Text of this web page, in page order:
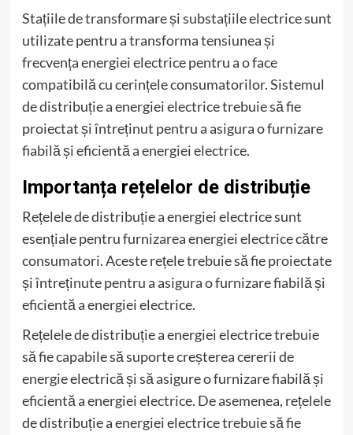
Stațiile de transformare și substațiile electrice sunt
utilizate pentru a transforma tensiunea și
frecvența energiei electrice pentru a o face
compatibilă cu cerințele consumatorilor. Sistemul
de distribuție a energiei electrice trebuie să fie
proiectat și întreținut pentru a asigura o furnizare
fiabilă și eficientă a energiei electrice.
Importanța rețelelor de distribuție
Rețelele de distribuție a energiei electrice sunt
esențiale pentru furnizarea energiei electrice către
consumatori. Aceste rețele trebuie să fie proiectate
și întreținute pentru a asigura o furnizare fiabilă și
eficientă a energiei electrice.
Rețelele de distribuție a energiei electrice trebuie
să fie capabile să suporte creșterea cererii de
energie electrică și să asigure o furnizare fiabilă și
eficientă a energiei electrice. De asemenea, rețelele
de distribuție a energiei electrice trebuie să fie